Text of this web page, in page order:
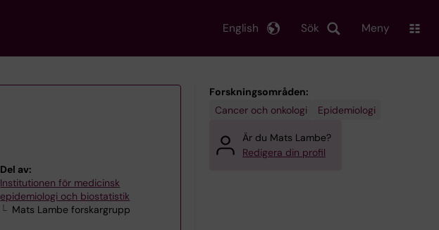
Sök
English Meny
Del av:
Institutionen för medicinsk
epidemiologi och biostatistik
Mats Lambe forskargrupp
Forskningsområden:
Cancer och onkologi
Epidemiologi
Är du Mats Lambe?
Redigera din profil